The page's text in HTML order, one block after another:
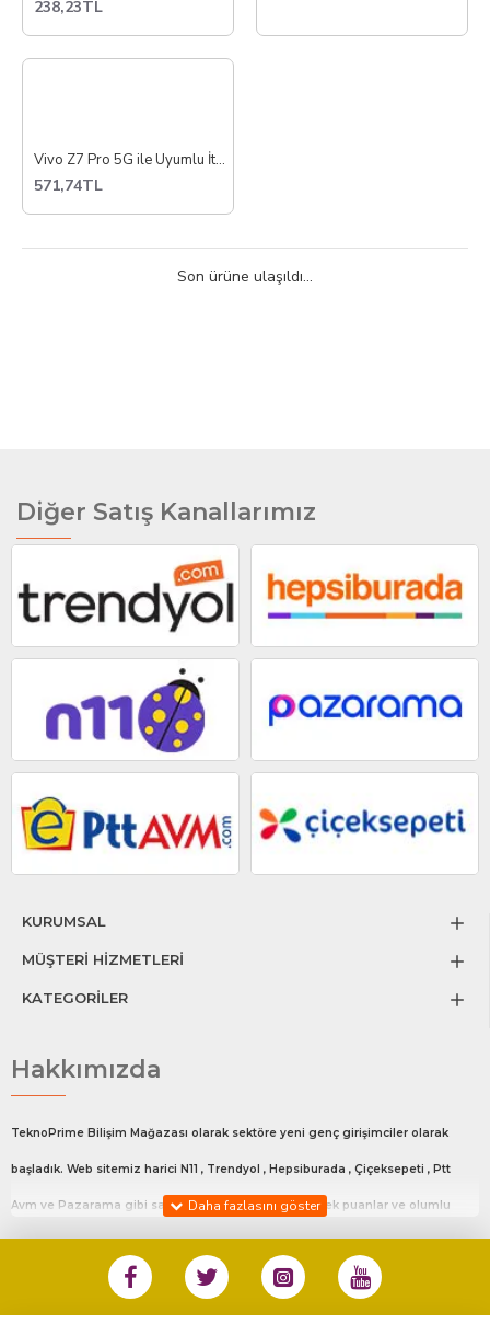
238,23TL
Vivo Z7 Pro 5G ile Uyumlu İthal Pil Batarya B-X7
571,74TL
Son ürüne ulaşıldı...
Diğer Satış Kanallarımız
KURUMSAL
MÜŞTERİ HİZMETLERİ
KATEGORİLER
Hakkımızda
TeknoPrime Bilişim Mağazası olarak sektöre yeni genç girişimciler olarak
başladık. Web sitemiz harici N11 , Trendyol , Hepsiburada , Çiçeksepeti , Ptt
Avm ve Pazarama gibi satış platfromlarında en yüksek puanlar ve olumlu
değerlendirmeler ile satış yapmaktayız.Bu platfrom da ki mağaza linklerimiz
sitemizin en alt kısmında Diğer Satış Kanalları adlı bölümde mevcuttur.
%100 Müşteri Memnuniyeti ile siz değerli müşterilerimize en iyi hizmeti